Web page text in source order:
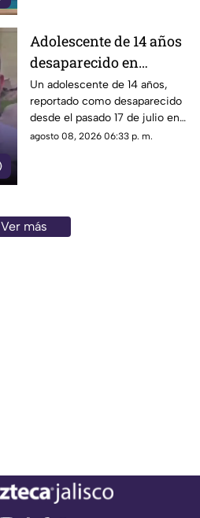
elevado gasto que han
generado.
Adolescente de 14 años
desaparecido en
Tlaquepaque es
trasladado a Jalisco
tras ser localizado en
Michoacán
Un adolescente de 14 años,
reportado como desaparecido
desde el pasado 17 de julio en
Tlaquepaque, fue localizado
agosto 08, 2026 06:33 p. m.
Ver más